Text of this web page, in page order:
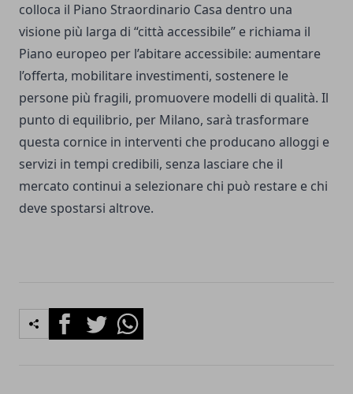
colloca il Piano Straordinario Casa dentro una
visione più larga di “città accessibile” e richiama il
Piano europeo per l’abitare accessibile: aumentare
l’offerta, mobilitare investimenti, sostenere le
persone più fragili, promuovere modelli di qualità. Il
punto di equilibrio, per Milano, sarà trasformare
questa cornice in interventi che producano alloggi e
servizi in tempi credibili, senza lasciare che il
mercato continui a selezionare chi può restare e chi
deve spostarsi altrove.
FacebookTwitterWhatsapp